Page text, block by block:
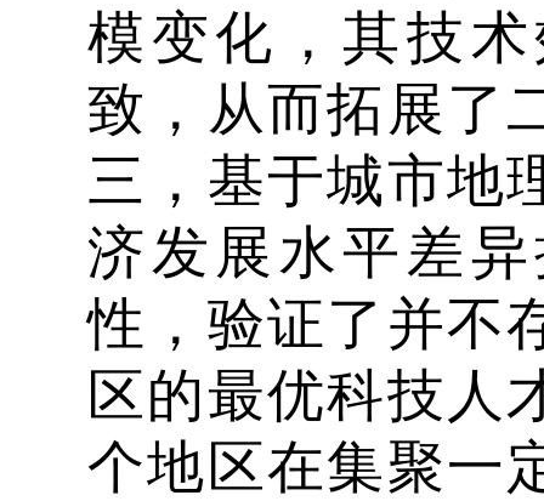
模变化，其技
致，从而拓展了
三，基于城市地
济发展水平差
性，验证了并不
区的最优科技人
个地区在集聚一